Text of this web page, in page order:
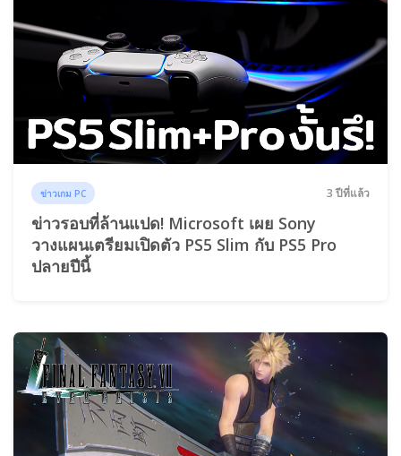
ข่าวเกม PC 3 ปีที่แล้ว
ข่าวรอบที่ล้านแปด! Microsoft เผย Sony
วางแผนเตรียมเปิดตัว PS5 Slim กับ PS5 Pro
ปลายปีนี้